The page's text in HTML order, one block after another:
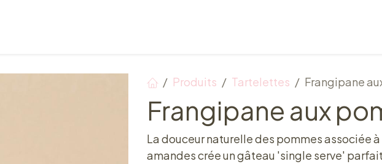
Produits Tartelettes Frangipane
Frangipane aux
La douceur naturelle des pommes associée
amandes crée un gâteau 'single serve'